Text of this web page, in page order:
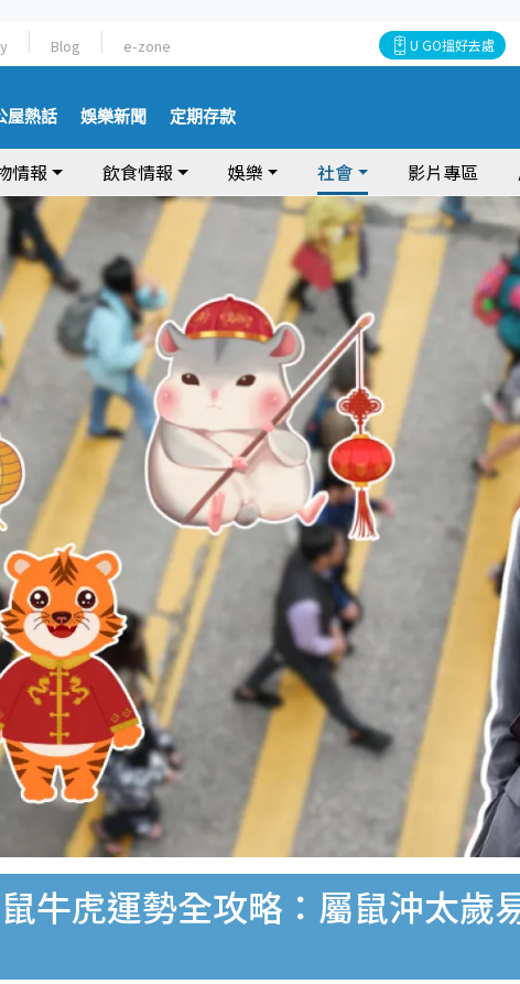
Blog e-zone U GO搵好去處
屋熱話 娛樂新聞 定期存款
情報 飲食情報 娛樂 社會 影片專區
牛虎運勢全攻略：屬鼠沖太歲